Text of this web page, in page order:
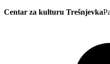
Centar za kulturu Trešnjevka